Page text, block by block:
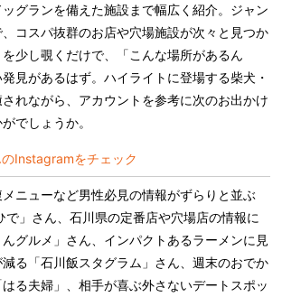
グランを備えた施設まで幅広く紹介。ジャン
コスパ抜群のお店や穴場施設が次々と見つか
少し覗くだけで、「こんな場所があるん
見があるはず。ハイライトに登場する柴犬・
れながら、アカウントを参考に次のお出かけ
でしょうか。
Instagramをチェック
ニューなど男性必見の情報がずらりと並ぶ
で」さん、石川県の定番店や穴場店の情報に
グルメ」さん、インパクトあるラーメンに見
る「石川飯スタグラム」さん、週末のおでか
る夫婦」、相手が喜ぶ外さないデートスポッ